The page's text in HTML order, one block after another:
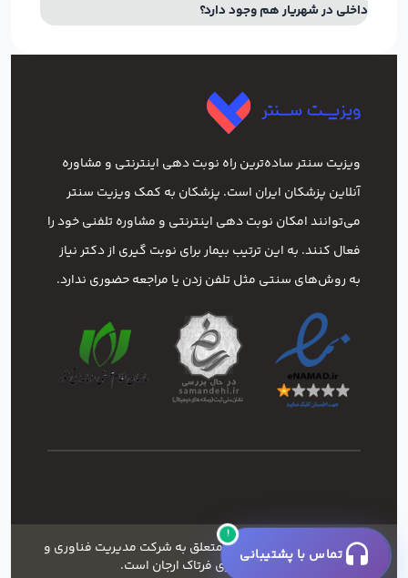
داخلی در شهریار هم وجود دارد؟
ویزیت سنتر ساده‌ترین راه نوبت‌ دهی اینترنتی و مشاوره
آنلاین پزشکان ایران است. پزشکان به کمک ویزیت سنتر
می‌توانند امکان نوبت دهی اینترنتی و مشاوره تلفنی خود را
فعال کنند. به این ترتیب بیمار برای نوبت گیری از دکتر نیاز
به روش‌های سنتی مثل تلفن زدن یا مراجعه حضوری ندارد.
کلیه ی حقوق این وبسایت متعلق به شرکت مدیریت فناوری و
خدمات شهری فرتاک ارجان است.
!
تماس با پشتیبانی